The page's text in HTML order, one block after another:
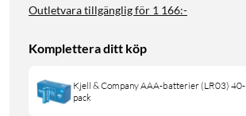
Outletvara tillgänglig för 1 166:-
Komplettera ditt köp
Kjell & Company AAA-batterier (LR03) 40-
pack